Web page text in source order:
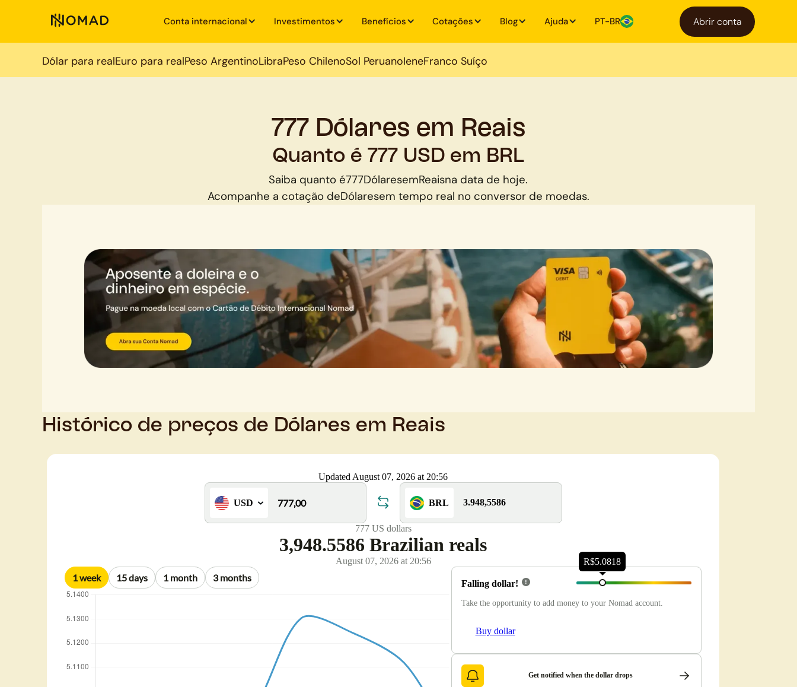
Conta internacional Investimentos Benefícios Cotações Blog Ajuda PT-BR Abrir conta
Dólar para realEuro para realPeso ArgentinoLibraPeso ChilenoSol PeruanoIeneFranco Suíço
777 Dólares em Reais
Quanto é 777 USD em BRL
Saiba quanto é777DólaresemReaisna data de hoje.
Acompanhe a cotação deDólaresem tempo real no conversor de moedas.
Histórico de preços de Dólares em Reais